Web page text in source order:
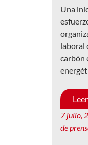
Una
laboral
carbón
7 julio,
de